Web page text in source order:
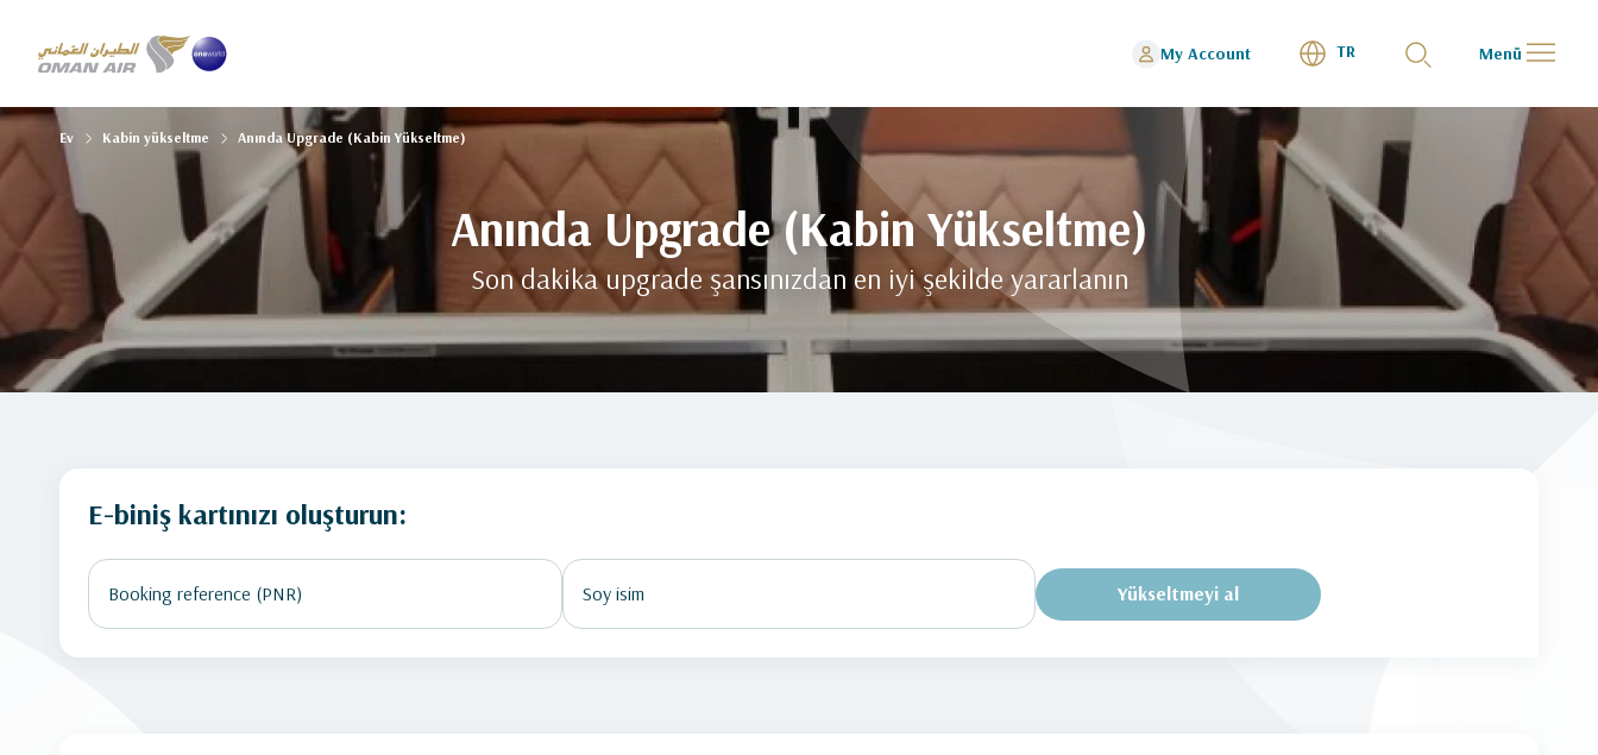
My Account TR Menü
Anında Upgrade (Kabin Yükseltme)
Son dakika upgrade şansınızdan en iyi şekilde yararlanın
Ev Kabin yükseltme Anında Upgrade (Kabin Yükseltme)
E-biniş kartınızı oluşturun:
Yükseltmeyi al